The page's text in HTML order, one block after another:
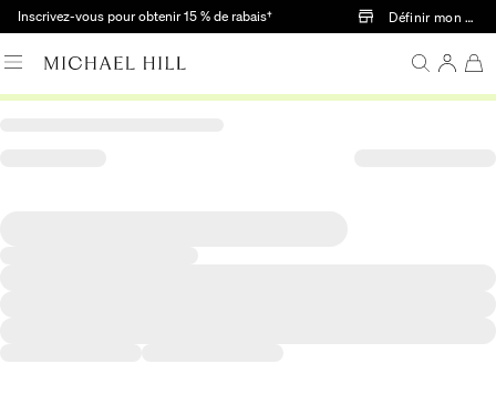
Passer au contenu principal
Inscrivez-vous pour obtenir 15 % de rabais† Définir mon